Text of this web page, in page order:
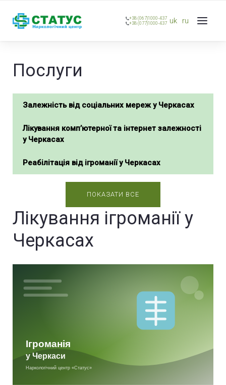
+38 (067)1000-437
+38 (077)1000-437 uk ru
Послуги
Залежність від соціальних мереж у Черкасах
Лікування комп’ютерної та інтернет залежності
у Черкасах
Реабілітація від ігроманії у Черкасах
ПОКАЗАТИ ВСЕ
Лікування ігроманії у
Черкасах